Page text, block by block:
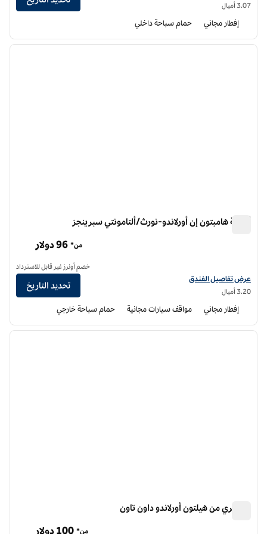
3.07 أميال
إفطار مجاني حمام سباحة داخلي
1 من 12
الصورة
أجنحة هامبتون إن أورلاندو-نورث/ألتامونتي سبرينجز
عرض تفاصيل الفندق لفندق أجنحة هامبتون إن أورلاندو نورث/ألتامونتي سبرينغز
عرض تفاصيل الفندق
3.20 أميال
من* 96 دولار
خصم أونرز غير قابل للاسترداد
تحديد التاريخ
إفطار مجاني مواقف سيارات مجانية حمام سباحة خارجي
1 من 11
الصورة
دبل تري من هيلتون أورلاندو داون تاون
من* 100 دولار